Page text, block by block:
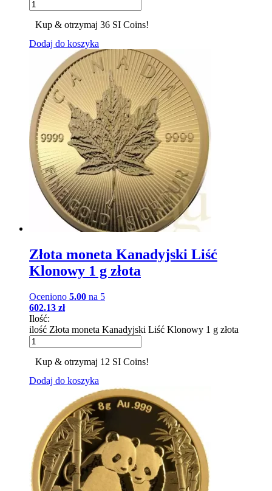
Kup & otrzymaj 36 SI Coins!
Dodaj do koszyka
Złota moneta Kanadyjski Liść
Klonowy 1 g złota
Oceniono 5.00 na 5
602.13 zł
Ilość:
ilość Złota moneta Kanadyjski Liść Klonowy 1 g złota
Kup & otrzymaj 12 SI Coins!
Dodaj do koszyka